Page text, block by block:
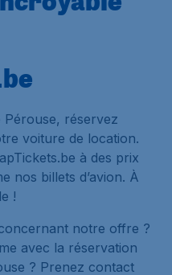
réservez
voiture de location.
à des prix
nos billets d’avion. À
!
notre offre ?
avec la réservation
? Prenez contact